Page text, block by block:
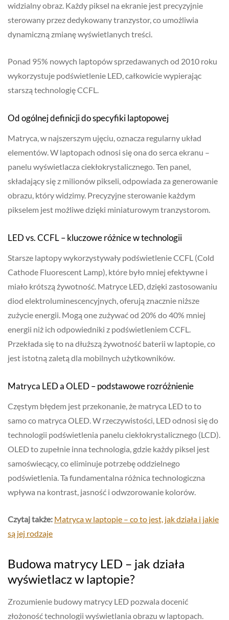
widzialny obraz. Każdy piksel na ekranie jest precyzyjnie
sterowany przez dedykowany tranzystor, co umożliwia
dynamiczną zmianę wyświetlanych treści.
Ponad 95% nowych laptopów sprzedawanych od 2010 roku
wykorzystuje podświetlenie LED, całkowicie wypierając
starszą technologię CCFL.
Od ogólnej definicji do specyfiki laptopowej
Matryca, w najszerszym ujęciu, oznacza regularny układ
elementów. W laptopach odnosi się ona do serca ekranu –
panelu wyświetlacza ciekłokrystalicznego. Ten panel,
składający się z milionów pikseli, odpowiada za generowanie
obrazu, który widzimy. Precyzyjne sterowanie każdym
pikselem jest możliwe dzięki miniaturowym tranzystorom.
LED vs. CCFL – kluczowe różnice w technologii
Starsze laptopy wykorzystywały podświetlenie CCFL (Cold
Cathode Fluorescent Lamp), które było mniej efektywne i
miało krótszą żywotność. Matryce LED, dzięki zastosowaniu
diod elektroluminescencyjnych, oferują znacznie niższe
zużycie energii. Mogą one zużywać od 20% do 40% mniej
energii niż ich odpowiedniki z podświetleniem CCFL.
Przekłada się to na dłuższą żywotność baterii w laptopie, co
jest istotną zaletą dla mobilnych użytkowników.
Matryca LED a OLED – podstawowe rozróżnienie
Częstym błędem jest przekonanie, że matryca LED to to
samo co matryca OLED. W rzeczywistości, LED odnosi się do
technologii podświetlenia panelu ciekłokrystalicznego (LCD).
OLED to zupełnie inna technologia, gdzie każdy piksel jest
samoświecący, co eliminuje potrzebę oddzielnego
podświetlenia. Ta fundamentalna różnica technologiczna
wpływa na kontrast, jasność i odwzorowanie kolorów.
Czytaj także: Matryca w laptopie – co to jest, jak działa i jakie
są jej rodzaje
Budowa matrycy LED – jak działa
wyświetlacz w laptopie?
Zrozumienie budowy matrycy LED pozwala docenić
złożoność technologii wyświetlania obrazu w laptopach.